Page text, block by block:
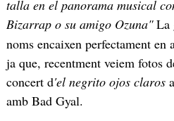
talla en el panorama musical
Bizarrap o su amigo Ozuna"La
noms encaixen perfectament en
ja que, recentment veiem fotos
concert d'el negrito ojos claros
amb Bad Gyal.